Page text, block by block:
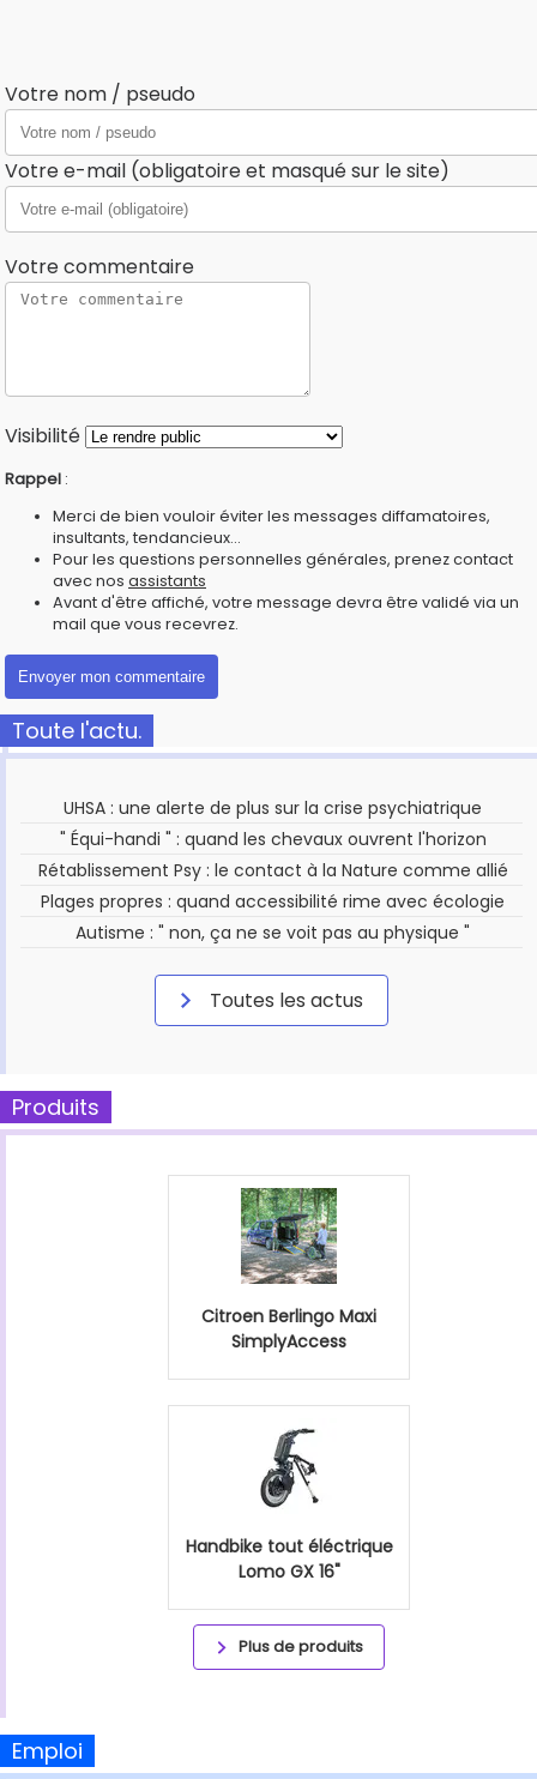
Votre nom / pseudo
Votre e-mail (obligatoire et masqué sur le site)
Votre commentaire
Visibilité
Rappel :
Merci de bien vouloir éviter les messages diffamatoires,
insultants, tendancieux...
Pour les questions personnelles générales, prenez contact
avec nos assistants
Avant d'être affiché, votre message devra être validé via un
mail que vous recevrez.
Toute l'actu.
UHSA : une alerte de plus sur la crise psychiatrique
" Équi-handi " : quand les chevaux ouvrent l'horizon
Rétablissement Psy : le contact à la Nature comme allié
Plages propres : quand accessibilité rime avec écologie
Autisme : " non, ça ne se voit pas au physique "
Toutes les actus
Produits
Citroen Berlingo Maxi
SimplyAccess
Handbike tout éléctrique
Lomo GX 16"
Plus de produits
Emploi